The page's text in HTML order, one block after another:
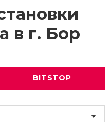
в г. Бор
BITSTOP